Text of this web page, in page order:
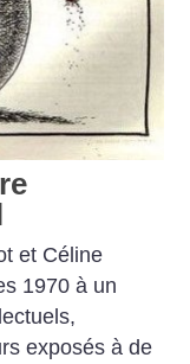
et Céline
1970 à un
exposés à de